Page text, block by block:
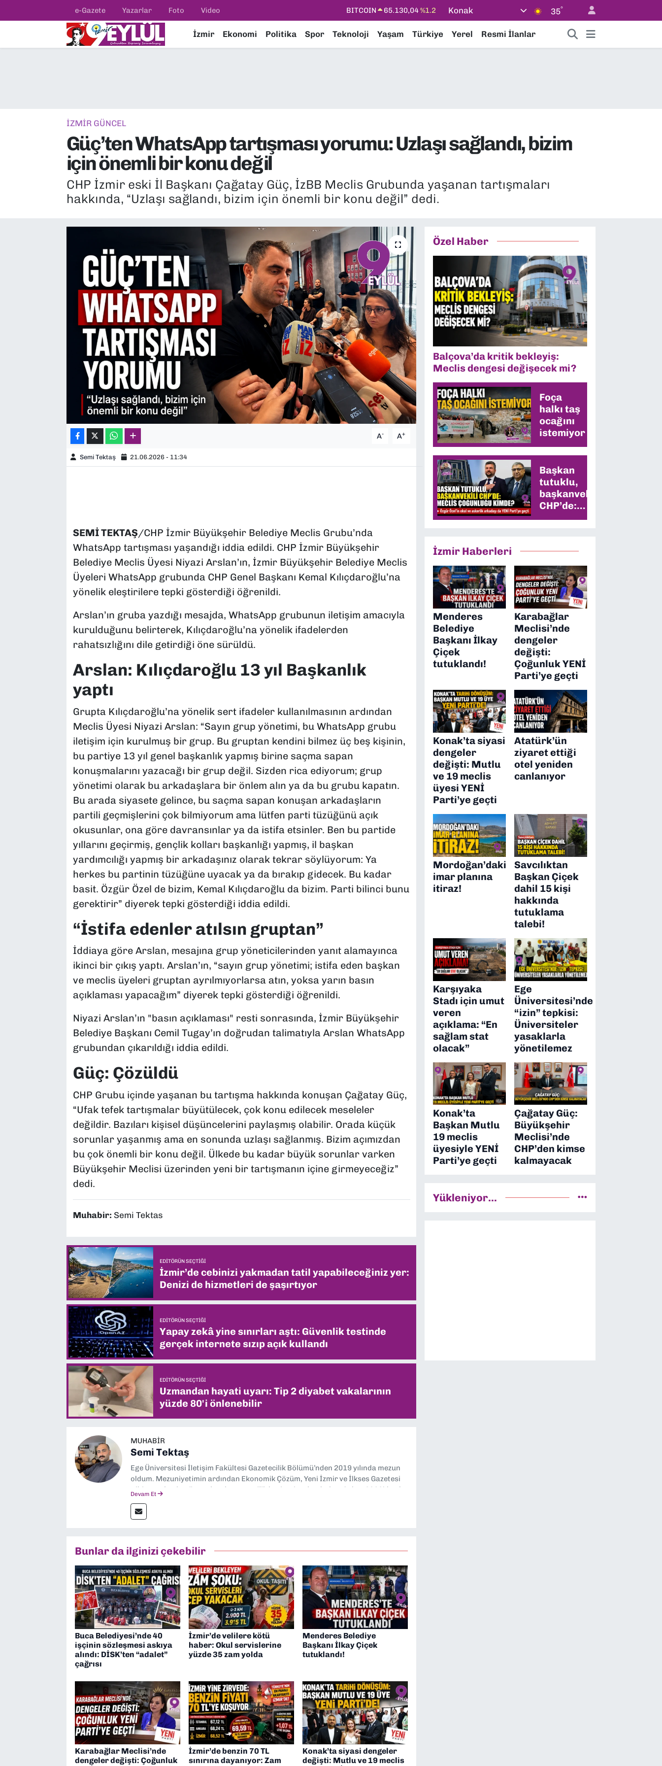
e-Gazete Yazarlar Foto Video DOLAR 47,7106%0.17
STERLİN
64,4046%0.35
Konak 35°
İzmir Ekonomi Politika Spor Teknoloji Yaşam Türkiye Yerel Resmi İlanlar
İZMİR GÜNCEL
Güç’ten WhatsApp tartışması yorumu: Uzlaşı sağlandı, bizim
için önemli bir konu değil
CHP İzmir eski İl Başkanı Çağatay Güç, İzBB Meclis Grubunda yaşanan tartışmaları
hakkında, “Uzlaşı sağlandı, bizim için önemli bir konu değil” dedi.
A- A+
Semi Tektaş 21.06.2026 - 11:34
SEMİ TEKTAŞ/CHP İzmir Büyükşehir Belediye Meclis Grubu’nda
WhatsApp tartışması yaşandığı iddia edildi. CHP İzmir Büyükşehir
Belediye Meclis Üyesi Niyazi Arslan’ın, İzmir Büyükşehir Belediye Meclis
Üyeleri WhatsApp grubunda CHP Genel Başkanı Kemal Kılıçdaroğlu’na
yönelik eleştirilere tepki gösterdiği öğrenildi.
Arslan’ın gruba yazdığı mesajda, WhatsApp grubunun iletişim amacıyla
kurulduğunu belirterek, Kılıçdaroğlu’na yönelik ifadelerden
rahatsızlığını dile getirdiği öne sürüldü.
Arslan: Kılıçdaroğlu 13 yıl Başkanlık
yaptı
Grupta Kılıçdaroğlu’na yönelik sert ifadeler kullanılmasının ardından
Meclis Üyesi Niyazi Arslan: “Sayın grup yönetimi, bu WhatsApp grubu
iletişim için kurulmuş bir grup. Bu gruptan kendini bilmez üç beş kişinin,
bu partiye 13 yıl genel başkanlık yapmış birine saçma sapan
konuşmalarını yazacağı bir grup değil. Sizden rica ediyorum; grup
yönetimi olarak bu arkadaşlara bir önlem alın ya da bu grubu kapatın.
Bu arada siyasete gelince, bu saçma sapan konuşan arkadaşların
partili geçmişlerini çok bilmiyorum ama lütfen parti tüzüğünü açık
okusunlar, ona göre davransınlar ya da istifa etsinler. Ben bu partide
yıllarını geçirmiş, gençlik kolları başkanlığı yapmış, il başkan
yardımcılığı yapmış bir arkadaşınız olarak tekrar söylüyorum: Ya
herkes bu partinin tüzüğüne uyacak ya da bırakıp gidecek. Bu kadar
basit. Özgür Özel de bizim, Kemal Kılıçdaroğlu da bizim. Parti bilinci bunu
gerektirir” diyerek tepki gösterdiği iddia edildi.
“İstifa edenler atılsın gruptan”
İddiaya göre Arslan, mesajına grup yöneticilerinden yanıt alamayınca
ikinci bir çıkış yaptı. Arslan’ın, “sayın grup yönetimi; istifa eden başkan
ve meclis üyeleri gruptan ayrılmıyorlarsa atın, yoksa yarın basın
açıklaması yapacağım” diyerek tepki gösterdiği öğrenildi.
Niyazi Arslan’ın "basın açıklaması" resti sonrasında, İzmir Büyükşehir
Belediye Başkanı Cemil Tugay’ın doğrudan talimatıyla Arslan WhatsApp
grubundan çıkarıldığı iddia edildi.
Güç: Çözüldü
CHP Grubu içinde yaşanan bu tartışma hakkında konuşan Çağatay Güç,
“Ufak tefek tartışmalar büyütülecek, çok konu edilecek meseleler
değildir. Bazıları kişisel düşüncelerini paylaşmış olabilir. Orada küçük
sorunlar yaşanmış ama en sonunda uzlaşı sağlanmış. Bizim açımızdan
bu çok önemli bir konu değil. Ülkede bu kadar büyük sorunlar varken
Büyükşehir Meclisi üzerinden yeni bir tartışmanın içine girmeyeceğiz”
dedi.
Muhabir: Semi Tektas
EDITÖRÜN SEÇTIĞI
İzmir’de cebinizi yakmadan tatil yapabileceğiniz yer:
Denizi de hizmetleri de şaşırtıyor
EDITÖRÜN SEÇTIĞI
Yapay zekâ yine sınırları aştı: Güvenlik testinde
gerçek internete sızıp açık kullandı
EDITÖRÜN SEÇTIĞI
Uzmandan hayati uyarı: Tip 2 diyabet vakalarının
yüzde 80'i önlenebilir
MUHABIR
Semi Tektaş
Ege Üniversitesi İletişim Fakültesi Gazetecilik Bölümü’nden 2019 yılında mezun
oldum. Mezuniyetimin ardından Ekonomik Çözüm, Yeni İzmir ve İlkses Gazetesi
gibi yayınlarda görev alarak gazetecilik kariyerime başladım. Şubat 2026’dan bu
Devam Et
Bunlar da ilginizi çekebilir
Buca Belediyesi’nde 40
işçinin sözleşmesi askıya
alındı: DİSK’ten “adalet”
çağrısı
İzmir’de velilere kötü
haber: Okul servislerine
yüzde 35 zam yolda
Menderes Belediye
Başkanı İlkay Çiçek
tutuklandı!
Karabağlar Meclisi’nde
dengeler değişti: Çoğunluk
İzmir’de benzin 70 TL
sınırına dayanıyor: Zam
Konak’ta siyasi dengeler
değişti: Mutlu ve 19 meclis
Özel Haber
Balçova’da kritik bekleyiş:
Meclis dengesi değişecek mi?
Foça
halkı taş
ocağını
istemiyor
Başkan
tutuklu,
başkanvekili
CHP’de:
Meclis
İzmir Haberleri
Menderes
Belediye
Başkanı İlkay
Çiçek
tutuklandı!
Karabağlar
Meclisi’nde
dengeler
değişti:
Çoğunluk YENİ
Parti’ye geçti
Konak’ta siyasi
dengeler
değişti: Mutlu
ve 19 meclis
üyesi YENİ
Parti’ye geçti
Atatürk’ün
ziyaret ettiği
otel yeniden
canlanıyor
Mordoğan’daki
imar planına
itiraz!
Savcılıktan
Başkan Çiçek
dahil 15 kişi
hakkında
tutuklama
talebi!
Karşıyaka
Stadı için umut
veren
açıklama: “En
sağlam stat
olacak”
Ege
Üniversitesi’nde
“izin” tepkisi:
Üniversiteler
yasaklarla
yönetilemez
Konak’ta
Başkan Mutlu
19 meclis
üyesiyle YENİ
Parti’ye geçti
Çağatay Güç:
Büyükşehir
Meclisi’nde
CHP’den kimse
kalmayacak
Yükleniyor...
Resmi İlanlar
EKONOMİ
KÜLTÜR SANAT
MAGAZİN
YEREL YÖNETİMLER
Konak Nöbetçi Eczaneler
Tüm Manşetler
Son Dakika Haberleri
Haber Arşivi